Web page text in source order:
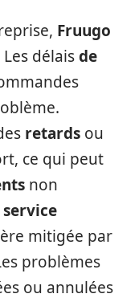
Fruugo
délaisde
retards ou
ce qui peut
non
service
mitigée par
problèmes
ou annulées